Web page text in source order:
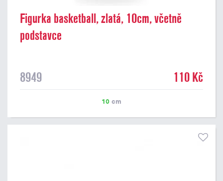
Figurka basketball, zlatá, 10cm, včetně
podstavce
8949 110 Kč
10 cm